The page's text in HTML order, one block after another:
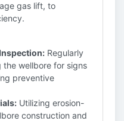
gas lift, to
Regularly
the wellbore for signs
preventive
Utilizing erosion-
construction and